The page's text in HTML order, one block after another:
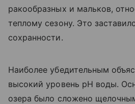
ракообразных и мальков,
теплому сезону. Это
сохранности.
Наиболее убедительным
высокий уровень pH воды.
озера было сложено